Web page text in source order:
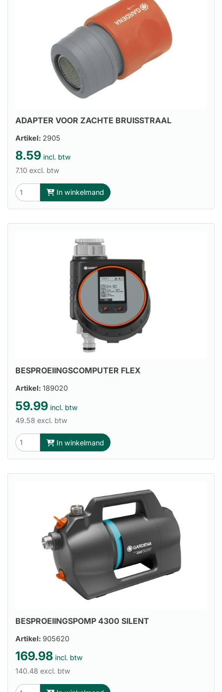
ADAPTER VOOR ZACHTE BRUISSTRAAL
Artikel: 2905
8.59 incl. btw
7.10 excl. btw
In winkelmand
BESPROEIINGSCOMPUTER FLEX
Artikel: 189020
59.99 incl. btw
49.58 excl. btw
In winkelmand
BESPROEIINGSPOMP 4300 SILENT
Artikel: 905620
169.98 incl. btw
140.48 excl. btw